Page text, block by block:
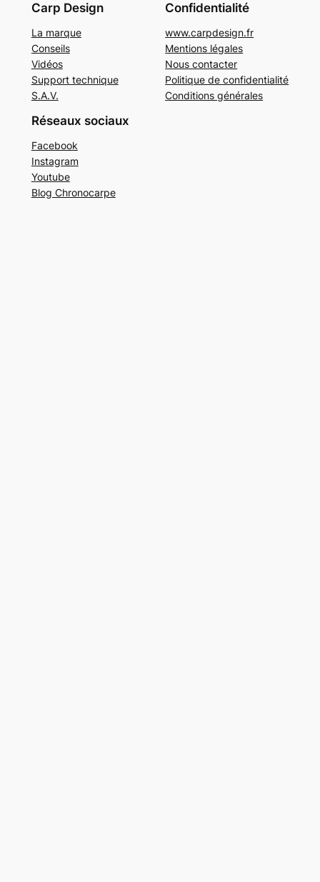
Carp Design
La marque
Conseils
Vidéos
Support technique
S.A.V.
Confidentialité
www.carpdesign.fr
Mentions légales
Nous contacter
Politique de confidentialité
Conditions générales
Réseaux sociaux
Facebook
Instagram
Youtube
Blog Chronocarpe